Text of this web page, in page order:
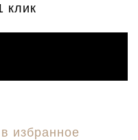
клик
избранное